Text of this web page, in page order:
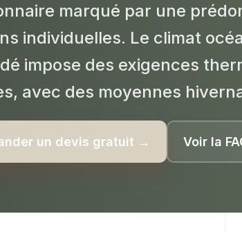
marqué par une
individuelles. Le climat
impose des exigences
avec des moyennes
un devis gratuit → Voir la